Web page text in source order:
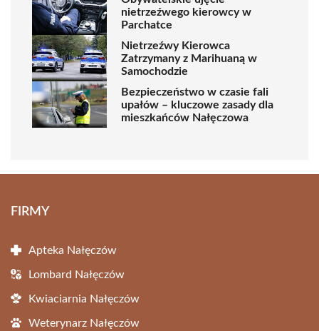
nietrzeźwego kierowcy w
Parchatce
Nietrzeźwy Kierowca
Zatrzymany z Marihuaną w
Samochodzie
Bezpieczeństwo w czasie fali
upałów – kluczowe zasady dla
mieszkańców Nałęczowa
FIRMY
Apteka Nałęczów
Lombard Nałęczów
Kwiaciarnia Nałęczów
Weterynarz Nałęczów